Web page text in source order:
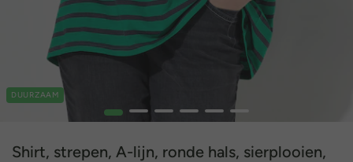
DUURZAAM
1 2 3 4 5 6
Shirt, strepen, A-lijn, ronde hals, sierplooien,